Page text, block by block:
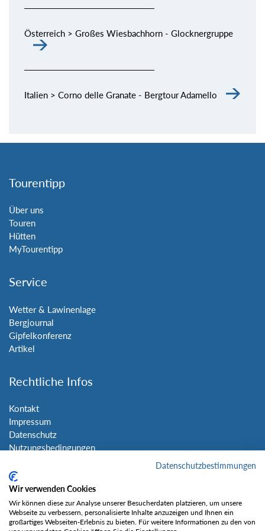
Österreich > Großes Wiesbachhorn - Glocknergruppe
Italien > Corno delle Granate - Bergtour Adamello
Tourentipp
Über uns
Touren
Hütten
MyTourentipp
Service
Wetter & Lawinenlage
Bergjournal
Gipfelkonferenz
Artikel
Rechtliche Infos
Kontakt
Impressum
Datenschutz
Nutzungsbedingungen
Social Media
Datenschutzbestimmungen
Wir verwenden Cookies
Wir können diese zur Analyse unserer Besucherdaten platzieren, um unsere
Webseite zu verbessern, personalisierte Inhalte anzuzeigen und Ihnen ein
großartiges Webseiten-Erlebnis zu bieten. Für weitere Informationen zu den von